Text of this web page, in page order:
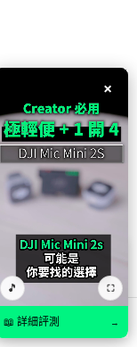
停工避風頭
，的士業界就期
士。新例大幅提
×
🎵 ⛶
📖 詳細評測 →